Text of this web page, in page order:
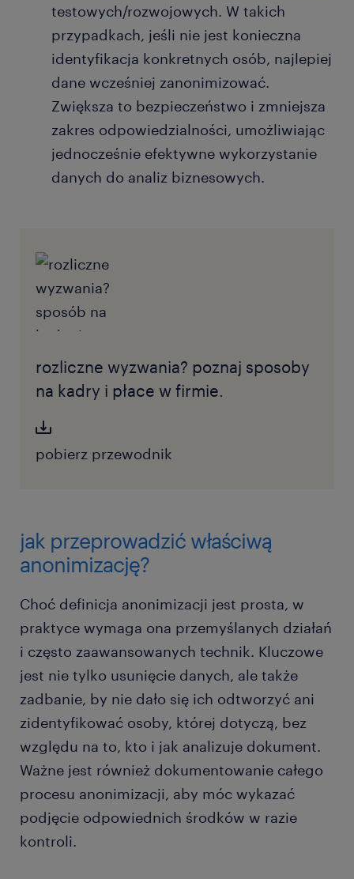
testowych/rozwojowych. W takich
przypadkach, jeśli nie jest konieczna
identyfikacja konkretnych osób, najlepiej
dane wcześniej zanonimizować.
Zwiększa to bezpieczeństwo i zmniejsza
zakres odpowiedzialności, umożliwiając
jednocześnie efektywne wykorzystanie
danych do analiz biznesowych.
rozliczne wyzwania? poznaj sposoby
na kadry i płace w firmie.
pobierz przewodnik
jak przeprowadzić właściwą
anonimizację?
Choć definicja anonimizacji jest prosta, w
praktyce wymaga ona przemyślanych działań
i często zaawansowanych technik. Kluczowe
jest nie tylko usunięcie danych, ale także
zadbanie, by nie dało się ich odtworzyć ani
zidentyfikować osoby, której dotyczą, bez
względu na to, kto i jak analizuje dokument.
Ważne jest również dokumentowanie całego
procesu anonimizacji, aby móc wykazać
podjęcie odpowiednich środków w razie
kontroli.